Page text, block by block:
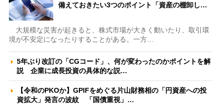
備えておきたい3つのポイント「資産の棚卸し…
大規模な災害が起きると、株式市場が大きく動いたり、取引環
境が不安定になったりすることがある。一方…
5年ぶり改訂の「CGコード」、何が変わったのかポイントを解
説 企業に成長投資の具体的な説…
【令和のPKOか】GPIFをめぐる片山財務相の「円資産への投
資拡大」発言の波紋 「国債重視」…